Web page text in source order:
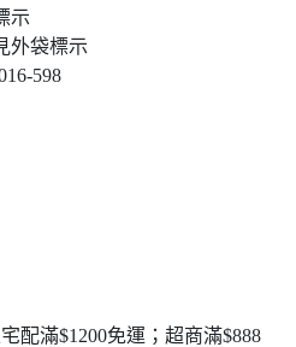
示
外袋標示
598
配滿$1200免運；超商滿$888